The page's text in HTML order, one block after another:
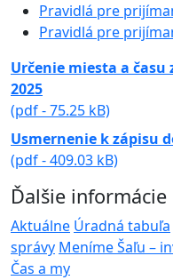
Pravidlá pre
Pravidlá pre
Určenie miesta a času
2025
(pdf - 75.25 kB)
Usmernenie k zápisu
(pdf - 409.03 kB)
Ďalšie informácie
Aktuálne Úradná tabuľa
správy Meníme Šaľu –
Čas a my